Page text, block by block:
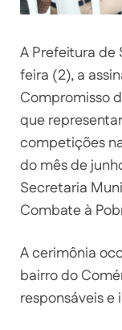
A Prefeitura de
feira (2), a
Compromisso
que
competições
do mês de
Secretaria
Combate à
A cerimônia
bairro do
responsáveis